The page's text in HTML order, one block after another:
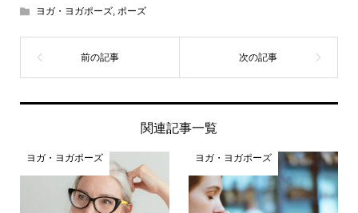
ヨガ・ヨガポーズ, ポーズ
関連記事一覧
ヨガ・ヨガポーズ ヨガ・ヨガポーズ